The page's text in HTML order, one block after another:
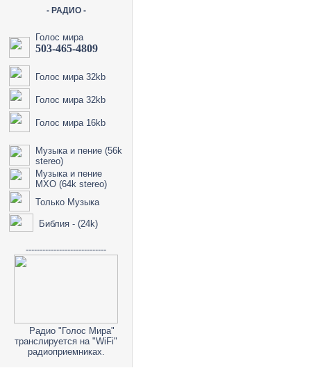
- РАДИО -
Голос мира
503-465-4809
Голос мира 32kb
Голос мира 32kb
Голос мира 16kb
Музыка и пение (56k
stereo)
Музыка и пение
МХО (64k stereo)
Только Музыка
Библия - (24k)
-----------------------------
Радио "Голос Мира"
транслируется на "WiFi"
радиоприемниках.